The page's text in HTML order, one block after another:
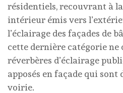
résidentiels, recouvrant à
intérieur émis vers
l’éclairage des façades de
cette dernière catégorie ne
réverbères d’éclairage
apposés en façade qui sont
voirie.